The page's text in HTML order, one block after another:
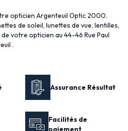
opticien Argenteuil Optic 2000.
de soleil, lunettes de vue, lentilles,
votre opticien au 44-46 Rue Paul
.
Assurance Résultat
Facilités de
paiement